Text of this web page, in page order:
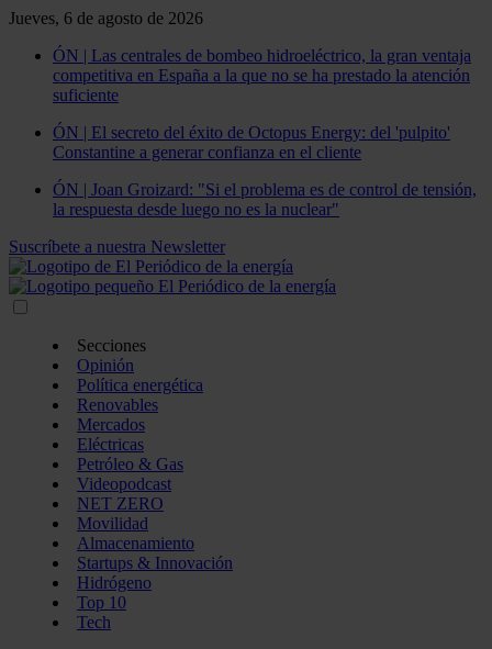
Jueves, 6 de agosto de 2026
ÓN | Las centrales de bombeo hidroeléctrico, la gran ventaja
competitiva en España a la que no se ha prestado la atención
suficiente
ÓN | El secreto del éxito de Octopus Energy: del 'pulpito'
Constantine a generar confianza en el cliente
ÓN | Joan Groizard: "Si el problema es de control de tensión,
la respuesta desde luego no es la nuclear"
Suscríbete a nuestra Newsletter
Secciones
Opinión
Política energética
Renovables
Mercados
Eléctricas
Petróleo & Gas
Videopodcast
NET ZERO
Movilidad
Almacenamiento
Startups & Innovación
Hidrógeno
Top 10
Tech